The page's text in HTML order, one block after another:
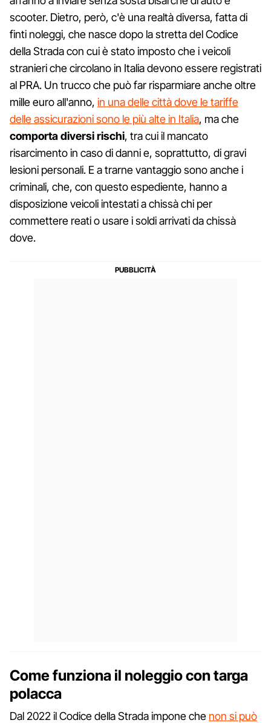
scooter. Dietro, però, c'è una realtà diversa, fatta di
finti noleggi, che nasce dopo la stretta del Codice
della Strada con cui è stato imposto che i veicoli
stranieri che circolano in Italia devono essere registrati
al PRA. Un trucco che può far risparmiare anche oltre
mille euro all'anno, in una delle città dove le tariffe
delle assicurazioni sono le più alte in Italia, ma che
comporta diversi rischi, tra cui il mancato
risarcimento in caso di danni e, soprattutto, di gravi
lesioni personali. E a trarne vantaggio sono anche i
criminali, che, con questo espediente, hanno a
disposizione veicoli intestati a chissà chi per
commettere reati o usare i soldi arrivati da chissà
dove.
Come funziona il noleggio con targa
polacca
Dal 2022 il Codice della Strada impone che non si può